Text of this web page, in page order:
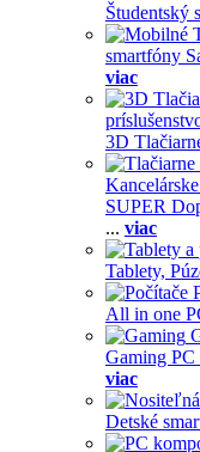
Študentský
smartfóny
viac
3D
SUPER
... viac
Tablety,
All in one
Gaming PC
viac
Detské